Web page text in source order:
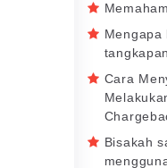
Mengapa
Cara
Bisakah